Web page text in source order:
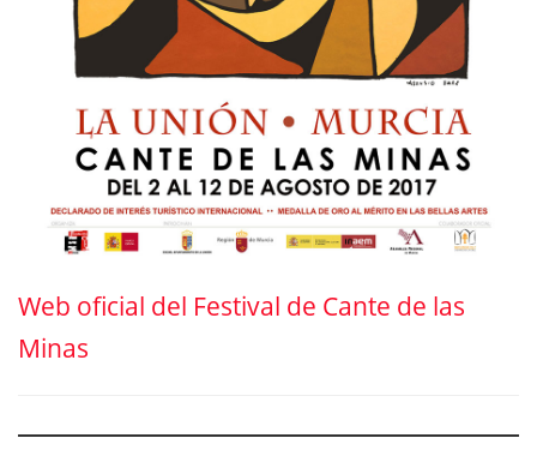
Web oficial del Festival de Cante de las
Minas